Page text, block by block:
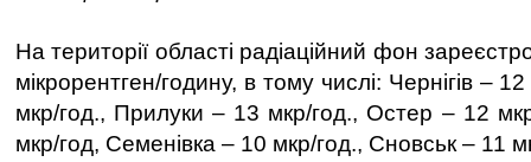
На території області радіаційний фон
мікрорентген/годину, в тому числі: Чернігів –
мкр/год., Прилуки – 13 мкр/год., Остер – 12
мкр/год, Семенівка – 10 мкр/год., Сновськ – 11